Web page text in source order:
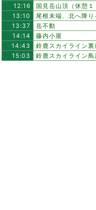
12:16
国見岳山頂（休憩１
13:10
尾根末端、北へ降り
13:37
岳不動
14:14
藤内小屋
14:43
鈴鹿スカイライン裏
15:03
鈴鹿スカイライン